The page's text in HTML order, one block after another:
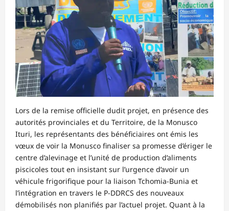
Lors de la remise officielle dudit projet, en présence des
autorités provinciales et du Territoire, de la Monusco
Ituri, les représentants des bénéficiaires ont émis les
vœux de voir la Monusco finaliser sa promesse d’ériger le
centre d’alevinage et l’unité de production d’aliments
piscicoles tout en insistant sur l’urgence d’avoir un
véhicule frigorifique pour la liaison Tchomia-Bunia et
l’intégration en travers le P-DDRCS des nouveaux
démobilisés non planifiés par l’actuel projet. Quant à la